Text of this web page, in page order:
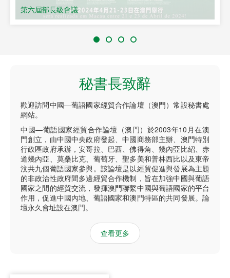
第六屆部長級會議
秘書長致辭
歡迎訪問中國—葡語國家經貿合作論壇（澳門）常設秘書處
網站。
中國—葡語國家經貿合作論壇（澳門）於2003年10月在澳
門創立，由中國中央政府發起、中國商務部主辦、澳門特別
行政區政府承辦，安哥拉、巴西、佛得角、幾內亞比紹、赤
道幾內亞、莫桑比克、葡萄牙、聖多美和普林西比以及東帝
汶共九個葡語國家參與。該論壇是以經貿促進與發展為主題
的非政治性政府間多邊經貿合作機制，旨在加強中國與葡語
國家之間的經貿交流，發揮澳門聯繫中國與葡語國家的平台
作用，促進中國內地、葡語國家和澳門特區的共同發展。論
壇永久會址設在澳門。
查看更多